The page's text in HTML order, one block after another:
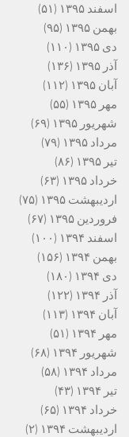
اسفند ۱۳۹۵
(۵۱)
بهمن ۱۳۹۵
(۹۵)
دی ۱۳۹۵
(۱۱۰)
آذر ۱۳۹۵
(۱۳۶)
آبان ۱۳۹۵
(۱۱۲)
مهر ۱۳۹۵
(۵۵)
شهریور ۱۳۹۵
(۶۹)
مرداد ۱۳۹۵
(۷۹)
تیر ۱۳۹۵
(۸۶)
خرداد ۱۳۹۵
(۶۳)
اردیبهشت ۱۳۹۵
(۷۵)
فروردین ۱۳۹۵
(۶۷)
اسفند ۱۳۹۴
(۱۰۰)
بهمن ۱۳۹۴
(۱۵۶)
دی ۱۳۹۴
(۱۸۰)
آذر ۱۳۹۴
(۱۲۲)
آبان ۱۳۹۴
(۱۱۳)
مهر ۱۳۹۴
(۵۱)
شهریور ۱۳۹۴
(۶۸)
مرداد ۱۳۹۴
(۵۸)
تیر ۱۳۹۴
(۴۳)
خرداد ۱۳۹۴
(۶۵)
اردیبهشت ۱۳۹۴
(۲)